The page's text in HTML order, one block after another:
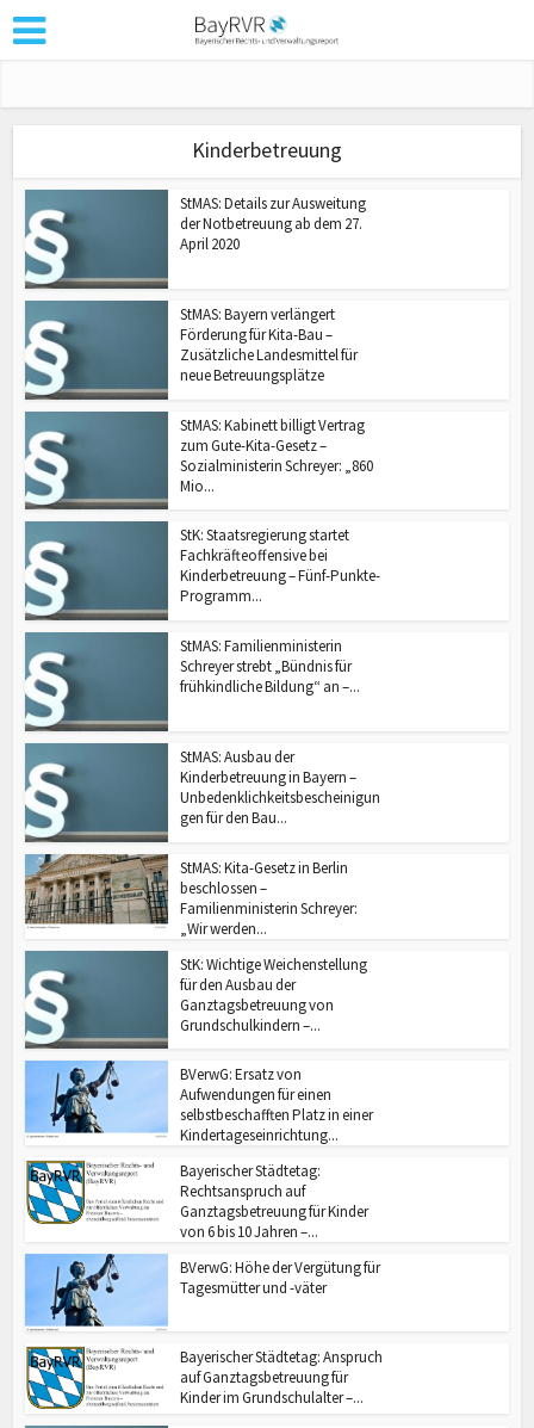
Kinderbetreuung
StMAS: Details zur Ausweitung
der Notbetreuung ab dem 27.
April 2020
StMAS: Bayern verlängert
Förderung für Kita-Bau –
Zusätzliche Landesmittel für
neue Betreuungsplätze
StMAS: Kabinett billigt Vertrag
zum Gute-Kita-Gesetz –
Sozialministerin Schreyer: „860
Mio...
StK: Staatsregierung startet
Fachkräfteoffensive bei
Kinderbetreuung – Fünf-Punkte-
Programm...
StMAS: Familienministerin
Schreyer strebt „Bündnis für
frühkindliche Bildung“ an –...
StMAS: Ausbau der
Kinderbetreuung in Bayern –
Unbedenklichkeitsbescheinigun
gen für den Bau...
StMAS: Kita-Gesetz in Berlin
beschlossen –
Familienministerin Schreyer:
„Wir werden...
StK: Wichtige Weichenstellung
für den Ausbau der
Ganztagsbetreuung von
Grundschulkindern –...
BVerwG: Ersatz von
Aufwendungen für einen
selbstbeschafften Platz in einer
Kindertageseinrichtung...
Bayerischer Städtetag:
Rechtsanspruch auf
Ganztagsbetreuung für Kinder
von 6 bis 10 Jahren –...
BVerwG: Höhe der Vergütung für
Tagesmütter und -väter
Bayerischer Städtetag: Anspruch
auf Ganztagsbetreuung für
Kinder im Grundschulalter –...